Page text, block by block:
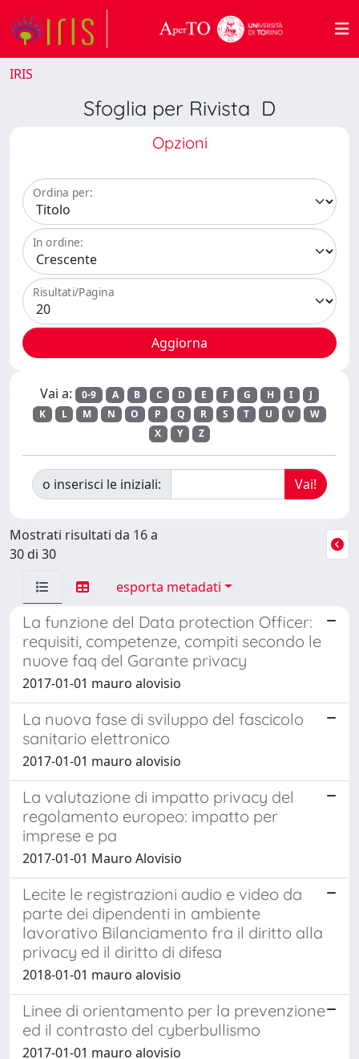
IRIS
Sfoglia per Rivista D
Opzioni
Ordina per:
In ordine:
Risultati/Pagina
Vai a: 0-9 A B C D E F G H I
J
K
L M N O P Q R S T U V
W
X
Y Z
o inserisci le iniziali:
Mostrati risultati da 16 a
30 di 30
esporta metadati
La funzione del Data protection Officer:
requisiti, competenze, compiti secondo le
nuove faq del Garante privacy
2017-01-01 mauro alovisio
La nuova fase di sviluppo del fascicolo
sanitario elettronico
2017-01-01 mauro alovisio
La valutazione di impatto privacy del
regolamento europeo: impatto per
imprese e pa
2017-01-01 Mauro Alovisio
Lecite le registrazioni audio e video da
parte dei dipendenti in ambiente
lavorativo Bilanciamento fra il diritto alla
privacy ed il diritto di difesa
2018-01-01 mauro alovisio
Linee di orientamento per la prevenzione
ed il contrasto del cyberbullismo
2017-01-01 mauro alovisio